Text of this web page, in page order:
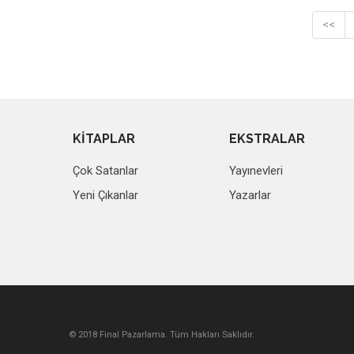
<<
KİTAPLAR
Çok Satanlar
Yeni Çıkanlar
EKSTRALAR
Yayınevleri
Yazarlar
© 2018 Final Pazarlama. Tüm Hakları Saklıdır.